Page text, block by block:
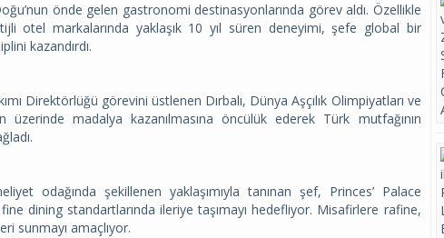
önde gelen gastronomi destinasyonlarında görev aldı. Özellikle
otel markalarında yaklaşık 10 yıl süren deneyimi, şefe global bir
kazandırdı.
Direktörlüğü görevini üstlenen Dırbalı, Dünya Aşçılık Olimpiyatları ve
üzerinde madalya kazanılmasına öncülük ederek Türk mutfağının
odağında şekillenen yaklaşımıyla tanınan şef, Princes’ Palace
dining standartlarında ileriye taşımayı hedefliyor. Misafirlere rafine,
sunmayı amaçlıyor.